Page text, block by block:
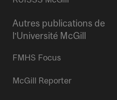
Autres publications de
l’Université McGill
FMHS Focus
McGill Reporter